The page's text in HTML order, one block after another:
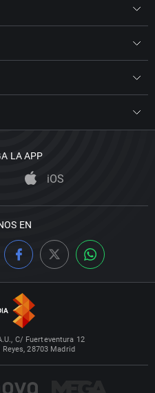
LA APP
iOS
EN
C/ Fuerteventura 12
28703 Madrid